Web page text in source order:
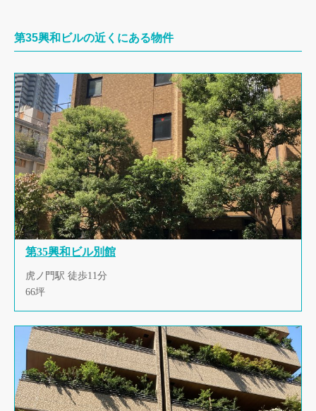
第35興和ビルの近くにある物件
第35興和ビル別館
虎ノ門駅 徒歩11分
66坪